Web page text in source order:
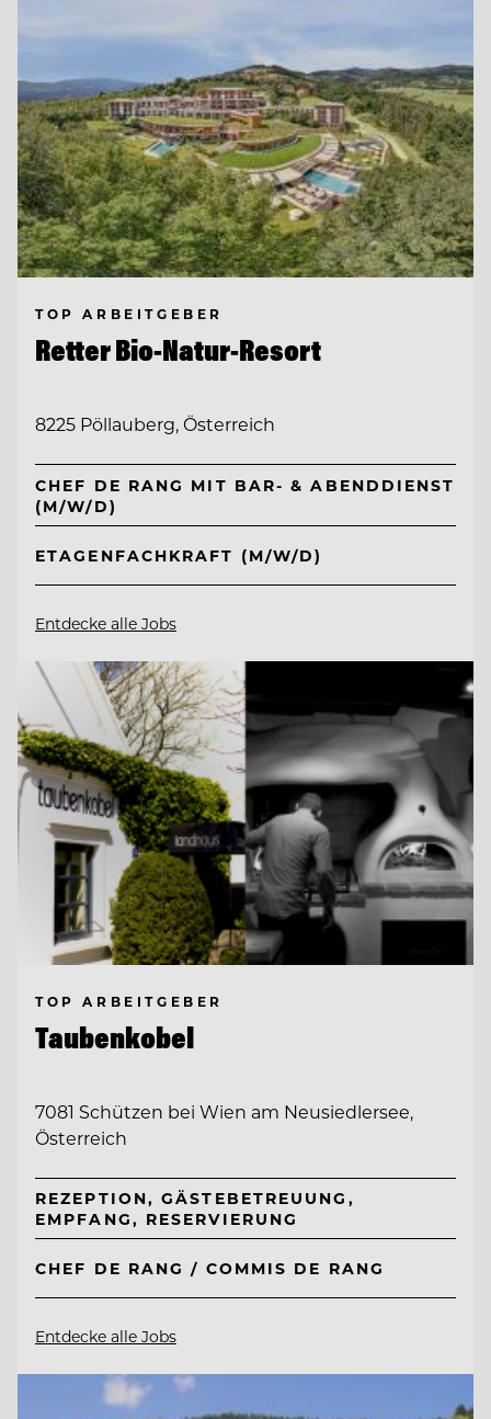
TOP ARBEITGEBER
Retter Bio-Natur-Resort
8225 Pöllauberg, Österreich
CHEF DE RANG MIT BAR- & ABENDDIENST
(M/W/D)
ETAGENFACHKRAFT (M/W/D)
Entdecke alle Jobs
TOP ARBEITGEBER
Taubenkobel
7081 Schützen bei Wien am Neusiedlersee,
Österreich
REZEPTION, GÄSTEBETREUUNG,
EMPFANG, RESERVIERUNG
CHEF DE RANG / COMMIS DE RANG
Entdecke alle Jobs